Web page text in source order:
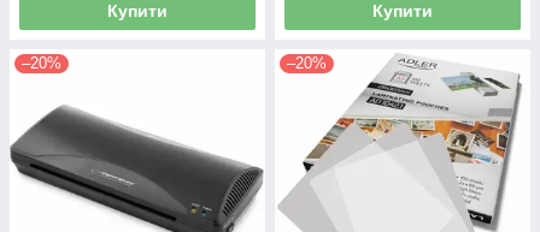
Купити Купити
–20% –20%